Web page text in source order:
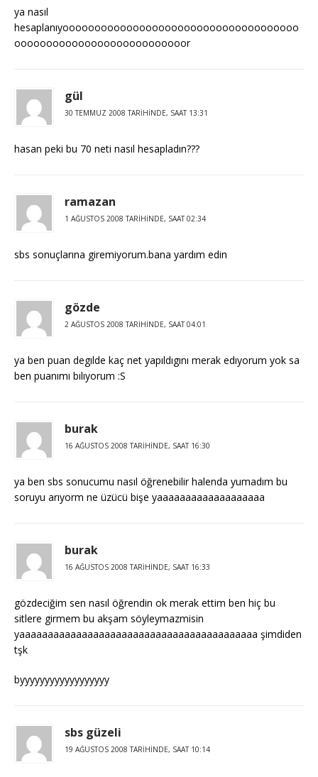
ya nasıl
hesaplanıyooooooooooooooooooooooooooooooooooooo
ooooooooooooooooooooooooooor
gül
30 TEMMUZ 2008 TARIHINDE, SAAT 13:31
hasan peki bu 70 neti nasıl hesapladın???
ramazan
1 AĞUSTOS 2008 TARIHINDE, SAAT 02:34
sbs sonuçlarına giremiyorum.bana yardım edin
gözde
2 AĞUSTOS 2008 TARIHINDE, SAAT 04:01
ya ben puan degılde kaç net yapıldıgını merak edıyorum yok sa
ben puanımı bılıyorum :S
burak
16 AĞUSTOS 2008 TARIHINDE, SAAT 16:30
ya ben sbs sonucumu nasıl öğrenebilir halenda yumadım bu
soruyu arıyorm ne üzücü bişe yaaaaaaaaaaaaaaaaaaa
burak
16 AĞUSTOS 2008 TARIHINDE, SAAT 16:33
gözdeciğim sen nasıl öğrendin ok merak ettim ben hiç bu
sitlere girmem bu akşam söyleymazmisin
yaaaaaaaaaaaaaaaaaaaaaaaaaaaaaaaaaaaaaaaaaa şimdiden
tşk
byyyyyyyyyyyyyyyyyy
sbs güzeli
19 AĞUSTOS 2008 TARIHINDE, SAAT 10:14